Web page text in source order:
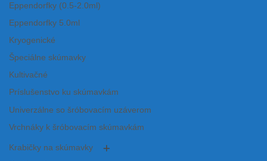
Eppendorfky (0.5-2.0ml)
Eppendorfky 5.0ml
Kryogenické
Špeciálne skúmavky
Kultivačné
Príslušenstvo ku skúmavkám
Univerzálne so šróbovacím uzáverom
Vrchnáky k šróbovacím skúmavkám
Krabičky na skúmavky